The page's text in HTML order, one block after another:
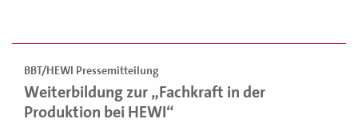
BBT/HEWI Pressemitteilung
Weiterbildung zur „Fachkraft in der
Produktion bei HEWI“